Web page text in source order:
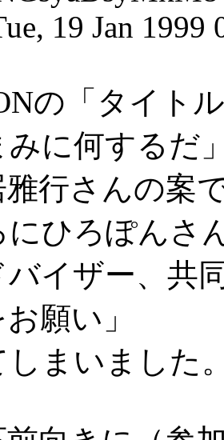
19 Jan 1999
の「タイト
みに何するだ
行さんの案
にひろぽんさ
バイザー、共
願い」
しまいました